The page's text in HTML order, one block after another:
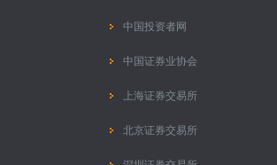
中国投资者网
中国证券业协会
上海证券交易所
北京证券交易所